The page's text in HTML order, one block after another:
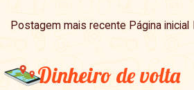
Postagem mais recente Página inicial
Dinheiro de volta